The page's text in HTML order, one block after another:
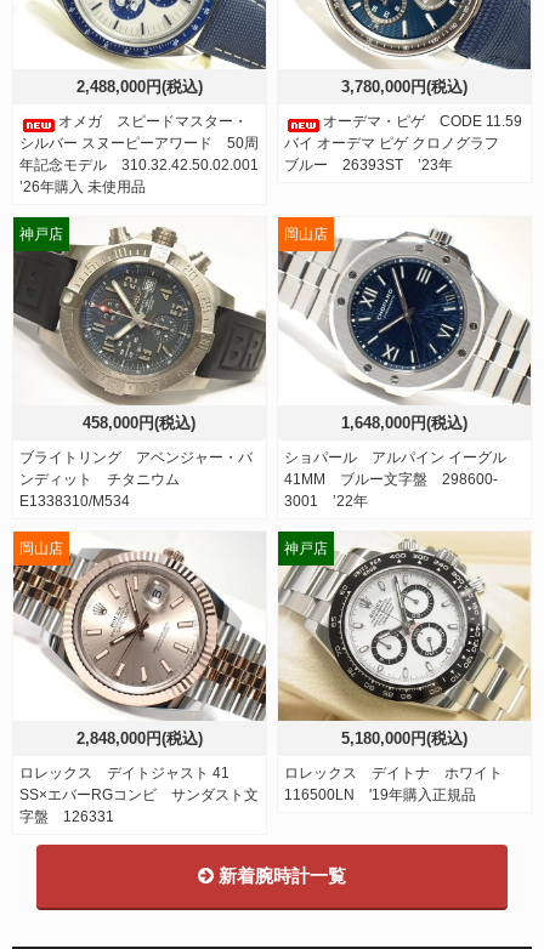
2,488,000円(税込)
オメガ スピードマスター・
シルバー スヌーピーアワード 50周
年記念モデル 310.32.42.50.02.001
’26年購入 未使用品
3,780,000円(税込)
オーデマ・ピゲ CODE 11.59
バイ オーデマ ピゲ クロノグラフ
ブルー 26393ST ’23年
458,000円(税込)
ブライトリング アベンジャー・バ
ンディット チタニウム
E1338310/M534
神戸店
1,648,000円(税込)
ショパール アルパイン イーグル
41MM ブルー文字盤 298600-
3001 ’22年
岡山店
2,848,000円(税込)
ロレックス デイトジャスト 41
SS×エバーRGコンビ サンダスト文
字盤 126331
岡山店
5,180,000円(税込)
ロレックス デイトナ ホワイト
116500LN '19年購入正規品
神戸店
新着腕時計一覧